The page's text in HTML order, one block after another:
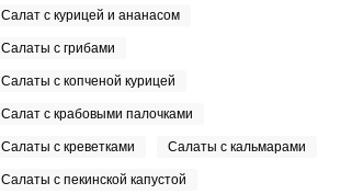
Салат с курицей и ананасом
Салаты с грибами
Салаты с копченой курицей
Салат с крабовыми палочками
Салаты с креветками Салаты с кальмарами
Салаты с пекинской капустой